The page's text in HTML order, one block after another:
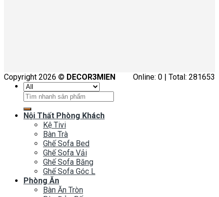
Online: 0 | Total: 281653
Copyright 2026 © DECOR3MIEN
Tìm
kiếm:
Nội Thất Phòng Khách
Kệ Tivi
Bàn Trà
Ghế Sofa Bed
Ghế Sofa Vải
Ghế Sofa Băng
Ghế Sofa Góc L
Phòng Ăn
Bàn Ăn Tròn